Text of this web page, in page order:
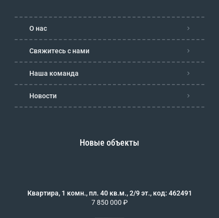
О нас
Свяжитесь с нами
Наша команда
Новости
Новые объекты
Квартира, 1 комн., пл. 40 кв.м., 2/9 эт., код: 462491
7 850 000 ₽